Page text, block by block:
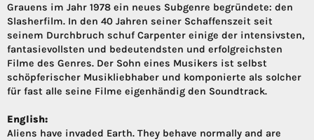
Grauens im Jahr 1978 ein neues Subgenre begründete: den
Slasherfilm. In den 40 Jahren seiner Schaffenszeit seit
seinem Durchbruch schuf Carpenter einige der intensivsten,
fantasievollsten und bedeutendsten und erfolgreichsten
Filme des Genres. Der Sohn eines Musikers ist selbst
schöpferischer Musikliebhaber und komponierte als solcher
für fast alle seine Filme eigenhändig den Soundtrack.
English:
Aliens have invaded Earth. They behave normally and are